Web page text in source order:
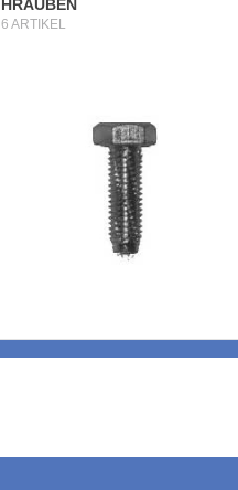
HRAUBEN
6 ARTIKEL